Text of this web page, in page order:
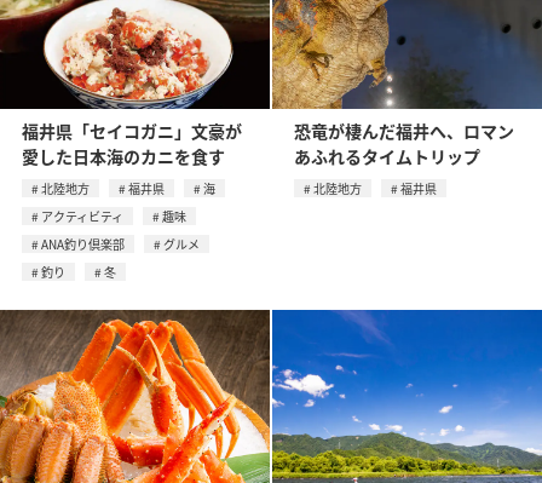
福井県「セイコガニ」文豪が
愛した日本海のカニを食す
北陸地方 福井県
海
アクティビティ
趣味
ANA釣り倶楽部
グルメ
釣り
冬
恐竜が棲んだ福井へ、ロマン
あふれるタイムトリップ
北陸地方 福井県